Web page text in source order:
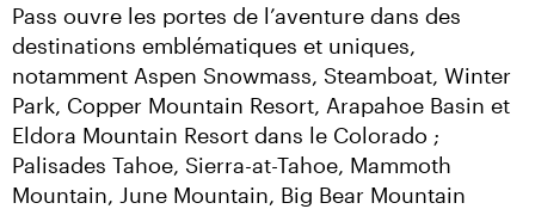
Pass ouvre les portes de l’aventure dans des
destinations emblématiques et uniques,
notamment Aspen Snowmass, Steamboat, Winter
Park, Copper Mountain Resort, Arapahoe Basin et
Eldora Mountain Resort dans le Colorado ;
Palisades Tahoe, Sierra-at-Tahoe, Mammoth
Mountain, June Mountain, Big Bear Mountain